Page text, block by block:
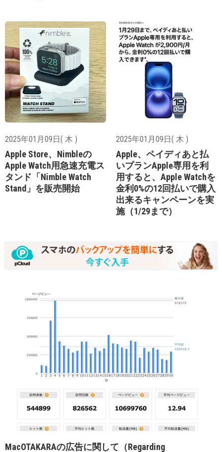
2025年01月09日( 木 )
Apple Store、Nimbleの
Apple Watch用急速充電ス
タンド「Nimble Watch
Stand」を販売開始
2025年01月09日( 木 )
Apple、ペイディあと払
いプランApple専用を利
用すると、Apple Watchを
金利0%の12回払いで購入
出来るキャンペーンを実
施（1/29まで）
MacOTAKARAの広告に関して（Regarding